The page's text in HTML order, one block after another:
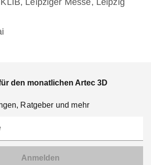
Leipziger Messe, Leipzig
den monatlichen Artec 3D
Ratgeber und mehr